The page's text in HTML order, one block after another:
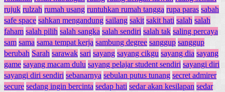
rujuk rulzah rumah usang runtuhkan rumah tangga rupa paras sabah
safe space sahkan mengandung sailang sakit sakit hati salah salah
faham salah pilih salah sangka salah sendiri salah tak saling percaya
sam sama sama tempat kerja sambung degree sanggup sanggup
berubah Sarah sarawak sari sayang sayang cikgu sayang dia sayang
game sayang macam dulu sayang pelajar student sendiri sayangi diri
sayangi diri sendiri sebanarnya sebulan putus tunang secret admirer
secure sedang ingin bercinta sedap hati sedar akan kesilapan sedar